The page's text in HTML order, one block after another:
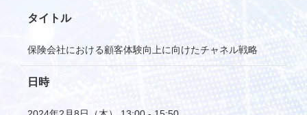
タイトル
保険会社における顧客体験向上に向けたチャネル戦略
日時